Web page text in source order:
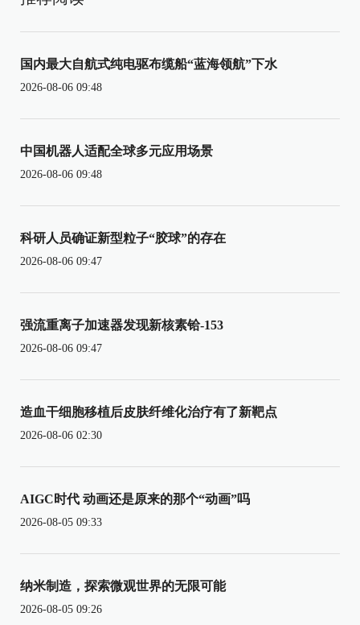
国内最大自航式纯电驱布缆船“蓝海领航”下水
2026-08-06 09:48
中国机器人适配全球多元应用场景
2026-08-06 09:48
科研人员确证新型粒子“胶球”的存在
2026-08-06 09:47
强流重离子加速器发现新核素铪-153
2026-08-06 09:47
造血干细胞移植后皮肤纤维化治疗有了新靶点
2026-08-06 02:30
AIGC时代 动画还是原来的那个“动画”吗
2026-08-05 09:33
纳米制造，探索微观世界的无限可能
2026-08-05 09:26